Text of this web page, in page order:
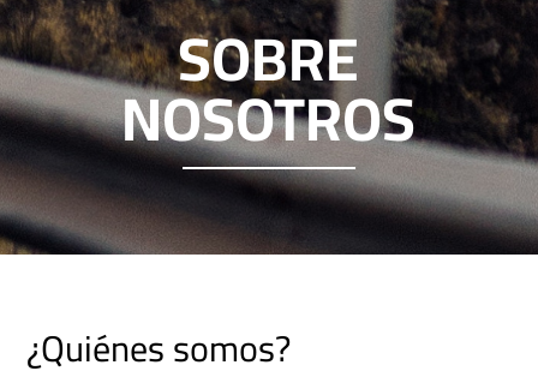
SOBRE
NOSOTROS
¿Quiénes somos?